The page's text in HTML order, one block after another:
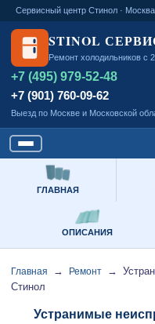
Сервисный центр Стинол · Москва
STINOL
Ремонт холодильников с
+7 (495) 979-52-48
+7 (901) 760-09-62
Выезд по Москве и Московской
ГЛАВНАЯ
ОПИСАНИЯ
Главная → Ремонт →
Стинол
Устранимые